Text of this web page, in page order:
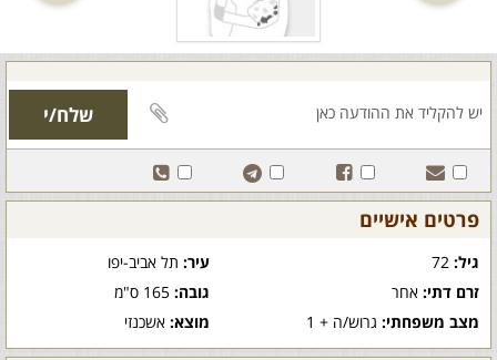
פרטים אישיים
גיל: עיר:תל אביב-יפו
זרם דתי: אחר גובה:165 ס"מ
מצב משפחתי: גרוש/ה + 1 מוצא:אשכנזי